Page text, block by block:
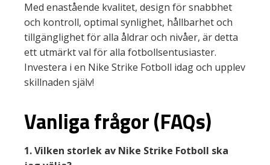
Med enastående kvalitet, design för snabbhet
och kontroll, optimal synlighet, hållbarhet och
tillgänglighet för alla åldrar och nivåer, är detta
ett utmärkt val för alla fotbollsentusiaster.
Investera i en Nike Strike Fotboll idag och upplev
skillnaden själv!
Vanliga frågor (FAQs)
1. Vilken storlek av Nike Strike Fotboll ska